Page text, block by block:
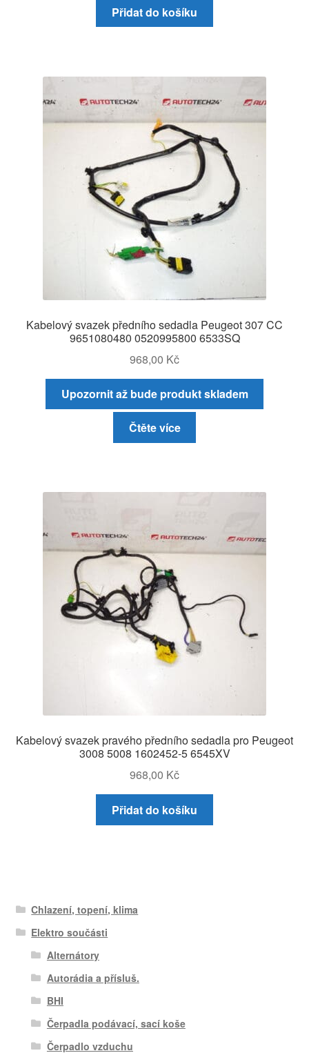
Přidat do košíku
Kabelový svazek předního sedadla Peugeot 307 CC
9651080480 0520995800 6533SQ
968,00 Kč
Upozornit až bude produkt skladem
Čtěte více
Kabelový svazek pravého předního sedadla pro Peugeot
3008 5008 1602452-5 6545XV
968,00 Kč
Přidat do košíku
Chlazení, topení, klima
Elektro součásti
Alternátory
Autorádia a přísluš.
BHI
Čerpadla podávací, sací koše
Čerpadlo vzduchu